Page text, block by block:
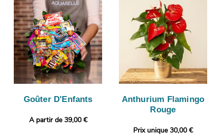
Goûter D'Enfants
A partir de 39,00 €
Anthurium Flamingo
Rouge
Prix unique 30,00 €